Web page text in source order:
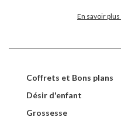
En savoir
Coffrets et Bons plans
Désir d'enfant
Grossesse